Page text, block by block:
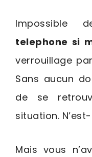
Impossible
telephone si
verrouillage
Sans aucun
de se
situation.
Mais vous